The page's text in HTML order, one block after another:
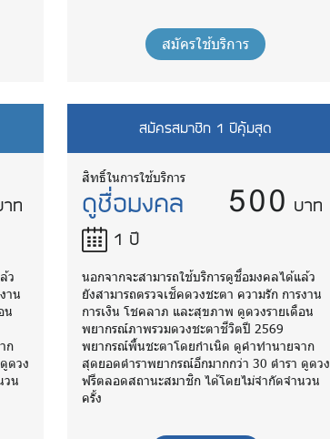
สมัครใช้บริการ
ท
ว
าน
น
ก
ดวง
วน
สมัครสมาชิก 1 ปีคุ้มสุด
สิทธิ์ในการใช้บริการ
ดูชื่อมงคล
1 ปี
500 บาท
นอกจากจะสามารถใช้บริการดูชื่อมงคลได้แล้ว
ยังสามารถตรวจเช็คดวงชะตา ความรัก การงาน
การเงิน โชคลาภ และสุขภาพ ดูดวงรายเดือน
พยากรณ์ภาพรวมดวงชะตาชีวิตปี 2569
พยากรณ์พื้นชะตาโดยกำเนิด ดูคำทำนายจาก
สุดยอดตำราพยากรณ์อีกมากกว่า 30 ตำรา ดูดวง
ฟรีตลอดสถานะสมาชิก ได้โดยไม่จำกัดจำนวน
ครั้ง